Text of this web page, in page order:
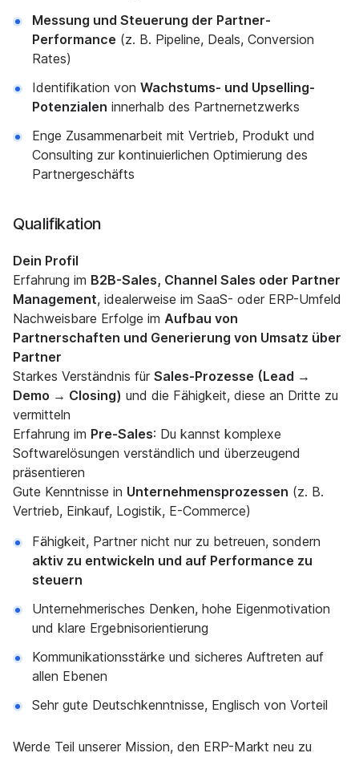
Messung und Steuerung der Partner-
Performance (z. B. Pipeline, Deals, Conversion
Rates)
Identifikation von Wachstums- und Upselling-
Potenzialen innerhalb des Partnernetzwerks
Enge Zusammenarbeit mit Vertrieb, Produkt und
Consulting zur kontinuierlichen Optimierung des
Partnergeschäfts
Qualifikation
Dein Profil
Erfahrung im B2B-Sales, Channel Sales oder Partner
Management, idealerweise im SaaS- oder ERP-Umfeld
Nachweisbare Erfolge im Aufbau von
Partnerschaften und Generierung von Umsatz über
Partner
Starkes Verständnis für Sales-Prozesse (Lead →
Demo → Closing) und die Fähigkeit, diese an Dritte zu
vermitteln
Erfahrung im Pre-Sales: Du kannst komplexe
Softwarelösungen verständlich und überzeugend
präsentieren
Gute Kenntnisse in Unternehmensprozessen (z. B.
Vertrieb, Einkauf, Logistik, E-Commerce)
Fähigkeit, Partner nicht nur zu betreuen, sondern
aktiv zu entwickeln und auf Performance zu
steuern
Unternehmerisches Denken, hohe Eigenmotivation
und klare Ergebnisorientierung
Kommunikationsstärke und sicheres Auftreten auf
allen Ebenen
Sehr gute Deutschkenntnisse, Englisch von Vorteil
Werde Teil unserer Mission, den ERP-Markt neu zu